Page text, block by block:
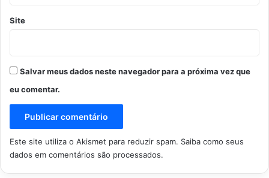
Site
Salvar meus dados neste navegador para a próxima vez que
eu comentar.
Este site utiliza o Akismet para reduzir spam. Saiba como seus
dados em comentários são processados.